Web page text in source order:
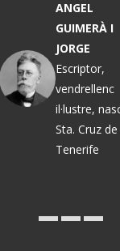
ANGEL
GUIMERÀ I
JORGE
Escriptor,
vendrellenc
il·lustre,
Sta. Cruz de
Tenerife